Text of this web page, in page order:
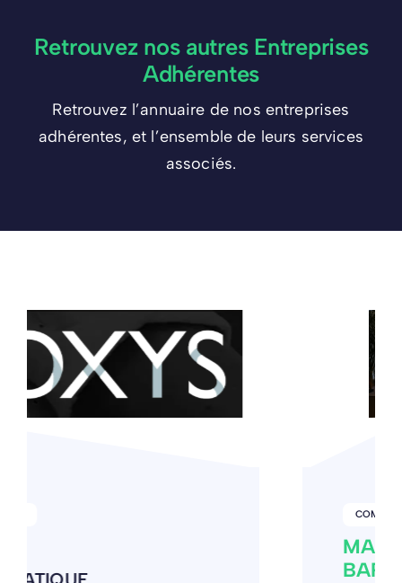
Retrouvez nos autres Entreprises
Adhérentes
Retrouvez l’annuaire de nos entreprises
adhérentes, et l’ensemble de leurs services
associés.
BARSER - LA BARBINIERE